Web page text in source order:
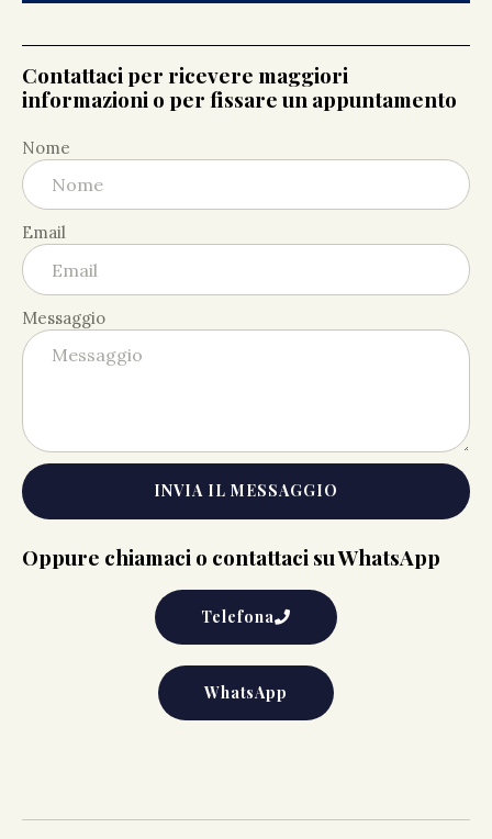
Contattaci per ricevere maggiori
informazioni o per fissare un appuntamento
Nome
Email
Messaggio
INVIA IL MESSAGGIO
Oppure chiamaci o contattaci su WhatsApp
Telefona
WhatsApp